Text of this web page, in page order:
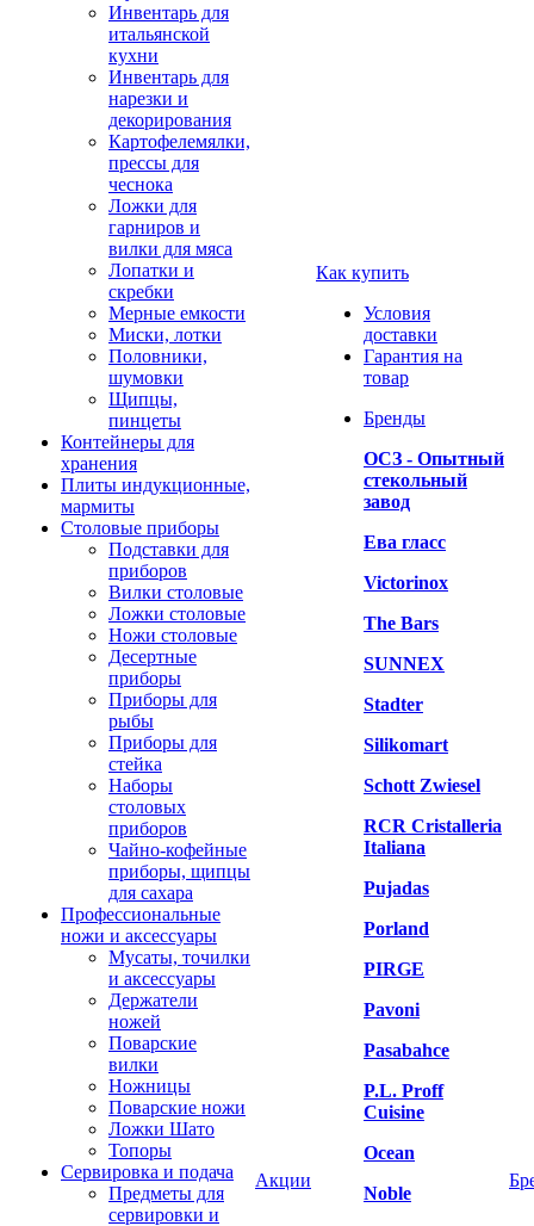
Инвентарь для
итальянской
кухни
Инвентарь для
нарезки и
декорирования
Картофелемялки,
прессы для
чеснока
Ложки для
гарниров и
вилки для мяса
Лопатки и
скребки
Мерные емкости
Миски, лотки
Половники,
шумовки
Щипцы,
пинцеты
Контейнеры для
хранения
Плиты индукционные,
мармиты
Столовые приборы
Подставки для
приборов
Вилки столовые
Ложки столовые
Ножи столовые
Десертные
приборы
Приборы для
рыбы
Приборы для
стейка
Наборы
столовых
приборов
Чайно-кофейные
приборы, щипцы
для сахара
Профессиональные
ножи и аксессуары
Мусаты, точилки
и аксессуары
Держатели
ножей
Поварские
вилки
Ножницы
Поварские ножи
Ложки Шато
Топоры
Сервировка и подача
Предметы для
сервировки и
Акции
Как купить
Условия
доставки
Гарантия на
товар
Бренды
ОСЗ - Опытный
стекольный
завод
Ева гласс
Victorinox
The Bars
SUNNEX
Stadter
Silikomart
Schott Zwiesel
RCR Cristalleria
Italiana
Pujadas
Porland
PIRGE
Pavoni
Pasabahce
P.L. Proff
Cuisine
Ocean
Noble